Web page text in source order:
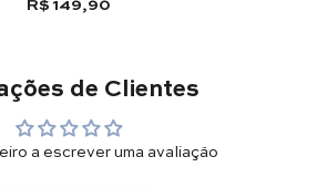
de Clientes
a escrever uma avaliação